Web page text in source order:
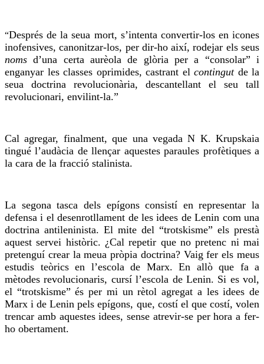
“Després de la seua mort, s’intenta convertir-los en icones
inofensives, canonitzar-los, per dir-ho així, rodejar els seus
noms d’una certa aurèola de glòria per a “consolar” i
enganyar les classes oprimides, castrant el contingutde la
seua doctrina revolucionària, descantellant el seu tall
revolucionari, envilint-la.”
Cal agregar, finalment, que una vegada N K. Krupskaia
tingué l’audàcia de llençar aquestes paraules profètiques a
la cara de la fracció stalinista.
La segona tasca dels epígons consistí en representar la
defensa i el desenrotllament de les idees de Lenin com una
doctrina antileninista. El mite del “trotskisme” els prestà
aquest servei històric. ¿Cal repetir que no pretenc ni mai
pretenguí crear la meua pròpia doctrina? Vaig fer els meus
estudis teòrics en l’escola de Marx. En allò que fa a
mètodes revolucionaris, cursí l’escola de Lenin. Si es vol,
el “trotskisme” és per mi un rètol agregat a les idees de
Marx i de Lenin pels epígons, que, costí el que costí, volen
trencar amb aquestes idees, sense atrevir-se per hora a fer-
ho obertament.